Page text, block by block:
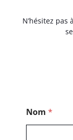
N’hésitez
Nom *